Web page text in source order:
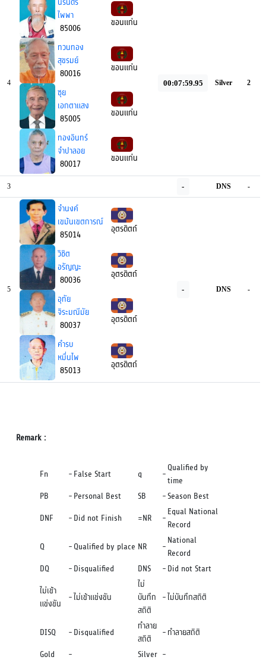
4
ไพพา
85006
ขอนแก่น
ทวนทอง
สุขรมย์
80016
ขอนแก่น
ซุย
เอกตาแสง
85005
ขอนแก่น
ทองอินทร์
จำปาลอย
80017
ขอนแก่น
00:07:59.95 Silver 2
3 - DNS -
5
จำนงค์
เขม้นเขตการณ์
85014
อุตรดิตถ์
วิชิต
อรัญญะ
80036
อุตรดิตถ์
อุทัย
จิระมณีมัย
80037
อุตรดิตถ์
คำรบ
หมื่นไพ
85013
อุตรดิตถ์
- DNS -
Remark :
Fn -False Start q -
Qualified by
time
PB
-Personal Best SB -Season Best
DNF
-Did not Finish =NR -
Equal National
Record
Q
-Qualified by place NR -
National
Record
DQ
-Disqualified DNS -Did not Start
ไม่เข้า
แข่งขัน
-ไม่เข้าแข่งขัน
ไม่
บันทึก
สถิติ
-ไม่บันทึกสถิติ
DISQ -Disqualified
ทำลาย
สถิติ
-ทำลายสถิติ
Gold
- Silver -